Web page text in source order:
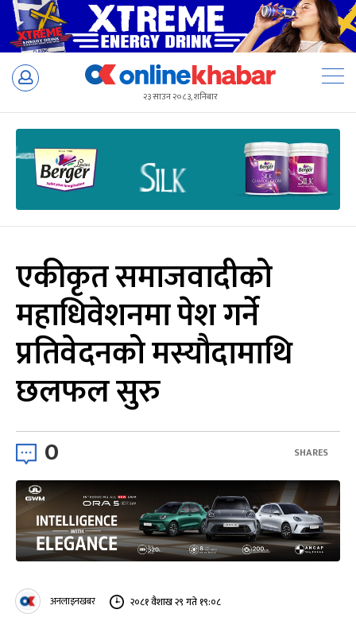
Skip
२३ साउन २०८३, शनिबार
एकीकृत समाजवादीको
महाधिवेशनमा पेश गर्ने
प्रतिवेदनको मस्यौदामाथि
छलफल सुरु
0 SHARES
अनलाइनखबर २०८१ वैशाख २९ गते १९:०८